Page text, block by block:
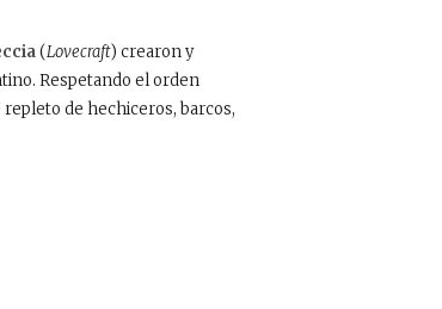
(Lovecraft) crearon y
Respetando el orden
de hechiceros, barcos,